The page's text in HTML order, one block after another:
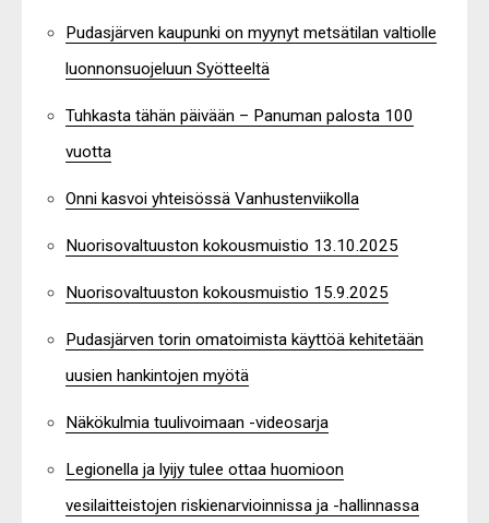
Pudasjärven kaupunki on myynyt metsätilan valtiolle
luonnonsuojeluun Syötteeltä
Tuhkasta tähän päivään – Panuman palosta 100
vuotta
Onni kasvoi yhteisössä Vanhustenviikolla
Nuorisovaltuuston kokousmuistio 13.10.2025
Nuorisovaltuuston kokousmuistio 15.9.2025
Pudasjärven torin omatoimista käyttöä kehitetään
uusien hankintojen myötä
Näkökulmia tuulivoimaan -videosarja
Legionella ja lyijy tulee ottaa huomioon
vesilaitteistojen riskienarvioinnissa ja -hallinnassa